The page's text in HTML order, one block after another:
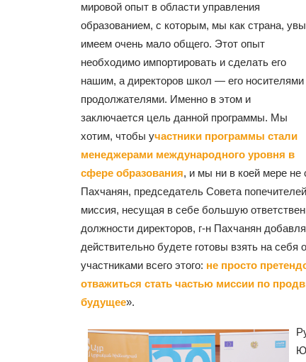
мировой опыт в области управления
образованием, с которым, мы как страна,
имеем очень мало общего. Этот опыт
необходимо импортировать и сделать его
нашим, а директоров школ — его носителями
продолжателями. Именно в этом и
заключается цель данной программы. Мы
хотим, чтобы участники программы стали
менеджерами международного уровня в
сфере образования, и мы ни в коей мере не
Пахчанян, председатель Совета
миссия, несущая в себе большую
должности директоров, г-н Пахчанян
действительно будете готовы взять на себя
участниками всего этого: не просто
отважиться стать частью миссии по
будущее».